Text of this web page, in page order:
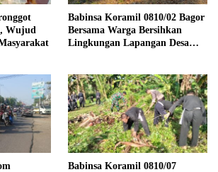
Wujud
Babinsa Koramil 0810/02 Bagor
Bersama Warga Bersihkan
Lingkungan Lapangan Desa
Babinsa Koramil 0810/07